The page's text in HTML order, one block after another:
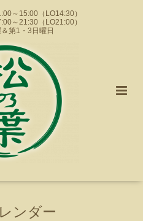
～15:00（LO14:30）
～21:30（LO21:00）
第1・3日曜日
ンダー